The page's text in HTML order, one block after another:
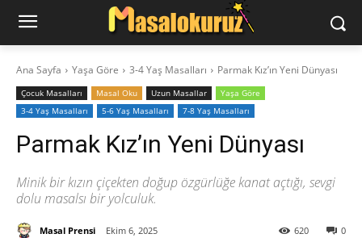
Ana Sayfa Yaşa Göre 3-4 Yaş Masalları Parmak Kız’ın Yeni Dünyası
‍Çocuk Masalları Masal Oku Uzun Masallar
Yaşa Göre
3-4 Yaş Masalları
5-6 Yaş Masalları 7-8 Yaş Masalları
Parmak Kız’ın Yeni Dünyası
Minik bir kızın çiçekten doğup özgürlüğe kanat açtığı, sevgi
dolu masalsı bir yolculuk.
Masal Prensi Ekim 6, 2025 0
620